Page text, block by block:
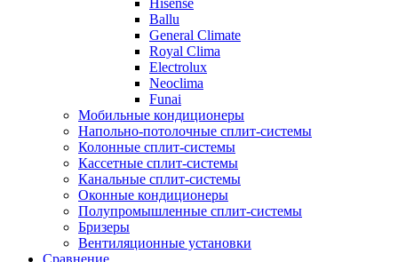
Hisense
Ballu
General Climate
Royal Clima
Electrolux
Neoclima
Funai
Мобильные кондиционеры
Напольно-потолоч​ные ​сплит-системы
Колонные ​​сплит-системы
Кассетные сплит-системы
Канальные сплит-системы
Оконные кондиционеры
Полупромышленные сплит-системы
Бризеры
Вентиляционные установки
Сравнение